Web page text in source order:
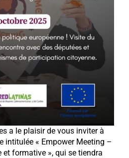
a le plaisir de vous inviter à
intitulée « Empower Meeting –
formative », qui se tiendra